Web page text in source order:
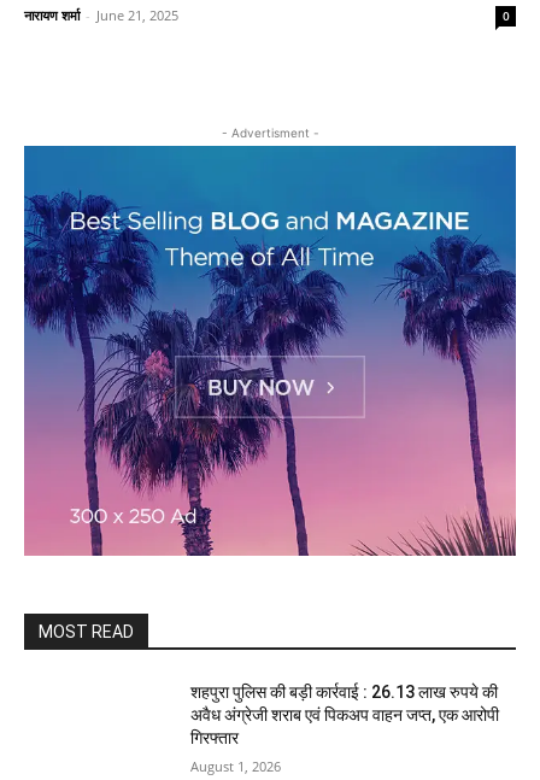
नारायण शर्मा - June 21, 2025 0
- Advertisment -
MOST READ
शहपुरा पुलिस की बड़ी कार्रवाई : 26.13 लाख रुपये की
अवैध अंग्रेजी शराब एवं पिकअप वाहन जप्त, एक आरोपी
गिरफ्तार
August 1, 2026